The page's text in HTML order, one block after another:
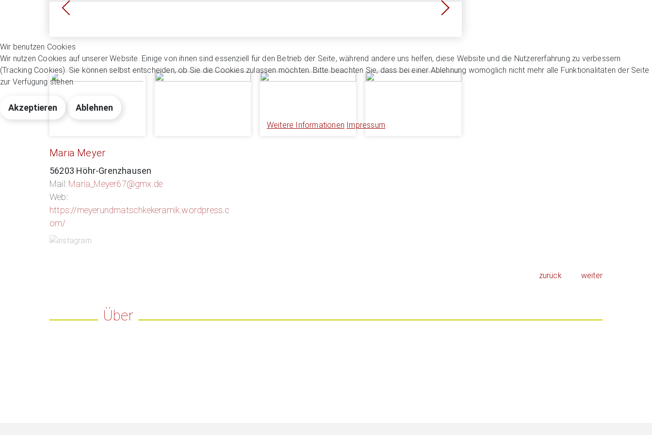
Maria Meyer
56203 Höhr-Grenzhausen
Mail: Maria_Meyer67@gmx.de
Web:
https://meyerundmatschkekeramik.wordpress.c
om/
zurück weiter
Über
Wir benutzen Cookies
Wir nutzen Cookies auf unserer Website. Einige von ihnen sind essenziell für den Betrieb der Seite, während andere uns helfen, diese Website und die Nutzererfahrung zu verbessern
(Tracking Cookies). Sie können selbst entscheiden, ob Sie die Cookies zulassen möchten. Bitte beachten Sie, dass bei einer Ablehnung womöglich nicht mehr alle Funktionalitäten der Seite
zur Verfügung stehen.
Akzeptieren Ablehnen
Weitere Informationen Impressum